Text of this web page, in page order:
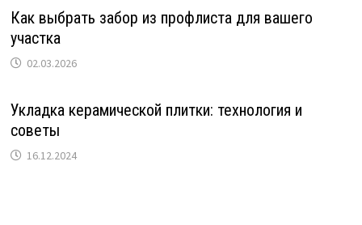
Как выбрать забор из профлиста для вашего
участка
02.03.2026
Укладка керамической плитки: технология и
советы
16.12.2024